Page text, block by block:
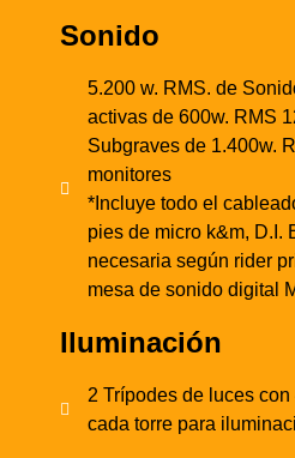
Sonido
5.200 w. RMS. de
activas de 600w. RMS
Subgraves de 1.400w.
monitores
*Incluye todo el
pies de micro k&m, D.I.
necesaria según rider
mesa de sonido digital
Iluminación
2 Trípodes de luces
cada torre para